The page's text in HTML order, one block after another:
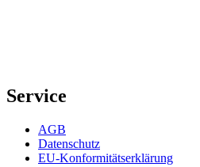
Service
AGB
Datenschutz
EU-Konformitätserklärung